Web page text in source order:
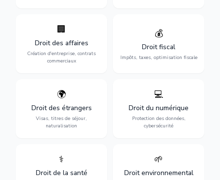
🏢
Droit des affaires
Création d'entreprise, contrats
commerciaux
Accompagnement complet
création, contrats
commerciaux, concurrence
et litiges.
💰
Droit fiscal
Impôts, taxes, optimisation fiscale
Optimisation de votre
situation fiscale :
déclarations, contentieux,
contrôles fiscaux et
planification.
🌍
Droit des étrangers
Visas, titres de séjour,
naturalisation
Obtention de vos droits de
séjour : visas, cartes de
séjour, regroupement
familial et naturalisation.
💻
Droit du numérique
Protection des données,
cybersécurité
Protection de vos activités
numériques : RGPD,
cybersécurité, e-commerce
et propriété digitale.
⚕️
Droit de la santé
Défense de vos droits
médicales, responsabilité
🌱
Droit environnemental
Protection de
conformité